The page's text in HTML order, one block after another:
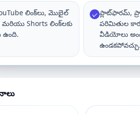
లింక్‌లు, మొబైల్
మరియు Shorts లింక్‌లకు
ఉంది.
✓ ప్లాట్‌ఫారమ్,
పరిమితుల
వీడియోలు
ఉండకపోవచ్చు.